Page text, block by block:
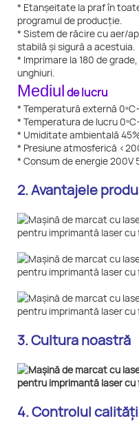
* Etanșeitate la praf în
programul de producție.
* Sistem de răcire cu aer/
stabilă și sigură a acestuia.
* Imprimare la 180 de
unghiuri.
Mediulde lucru
* Temperatură externă
* Temperatura de lucru
* Umiditate ambientală
* Presiune atmosferică
* Consum de energie 200V
2. Avantajele
3. Cultura noastră
4. Controlul